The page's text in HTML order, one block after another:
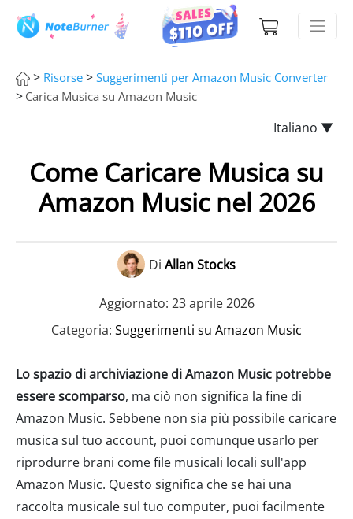
> Risorse > Suggerimenti per Amazon Music Converter
> Carica Musica su Amazon Music
Italiano ▼
Come Caricare Musica su
Amazon Music nel 2026
Di Allan Stocks
Aggiornato: 23 aprile 2026
Categoria: Suggerimenti su Amazon Music
Lo spazio di archiviazione di Amazon Music potrebbe
essere scomparso, ma ciò non significa la fine di
Amazon Music. Sebbene non sia più possibile caricare
musica sul tuo account, puoi comunque usarlo per
riprodurre brani come file musicali locali sull'app
Amazon Music. Questo significa che se hai una
raccolta musicale sul tuo computer, puoi facilmente